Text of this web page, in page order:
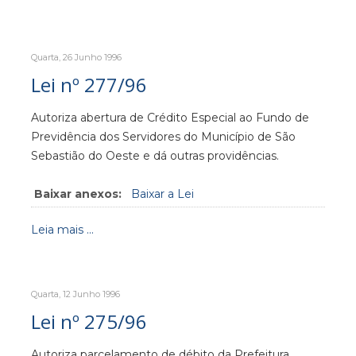
Quarta, 26 Junho 1996
Lei nº 277/96
Autoriza abertura de Crédito Especial ao Fundo de
Previdência dos Servidores do Município de São
Sebastião do Oeste e dá outras providências.
Baixar anexos: Baixar a Lei
Leia mais ...
Quarta, 12 Junho 1996
Lei nº 275/96